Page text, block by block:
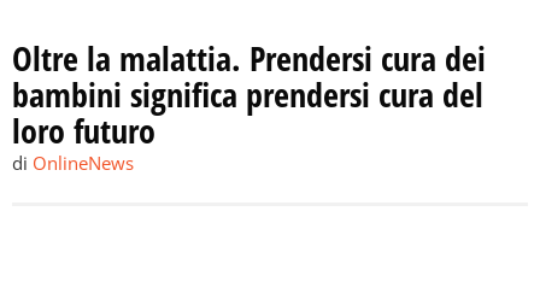
Oltre la malattia. Prendersi cura dei
bambini significa prendersi cura del
loro futuro
di OnlineNews